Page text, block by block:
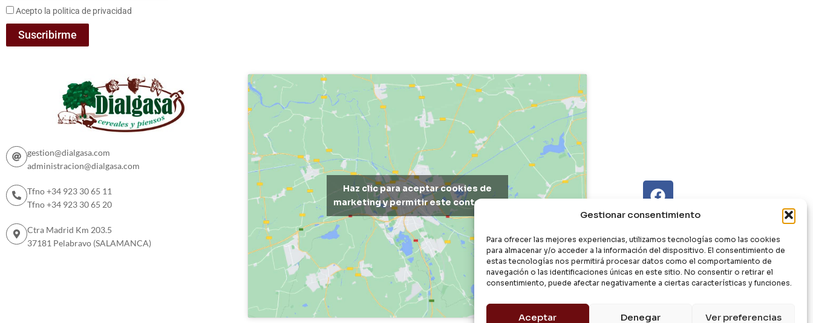
Gestionar consentimiento
Para ofrecer las mejores experiencias, utilizamos tecnologías como las cookies
para almacenar y/o acceder a la información del dispositivo. El consentimiento de
estas tecnologías nos permitirá procesar datos como el comportamiento de
navegación o las identificaciones únicas en este sitio. No consentir o retirar el
consentimiento, puede afectar negativamente a ciertas características y funciones.
Aceptar Denegar Ver preferencias
Acepto la politica de privacidad
Suscribirme
gestion@dialgasa.com
administracion@dialgasa.com
Tfno +34 923 30 65 11
Tfno +34 923 30 65 20
Ctra Madrid Km 203.5
37181 Pelabravo (SALAMANCA)
Haz clic para aceptar cookies de
marketing y permitir este contenido